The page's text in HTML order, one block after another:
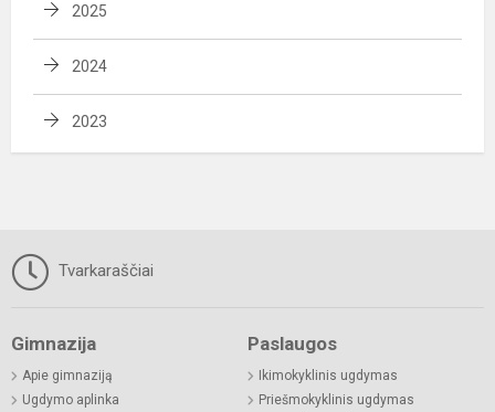
2025
2024
2023
Tvarkaraščiai
Gimnazija
Apie gimnaziją
Ugdymo aplinka
Paslaugos
Ikimokyklinis ugdymas
Priešmokyklinis ugdymas